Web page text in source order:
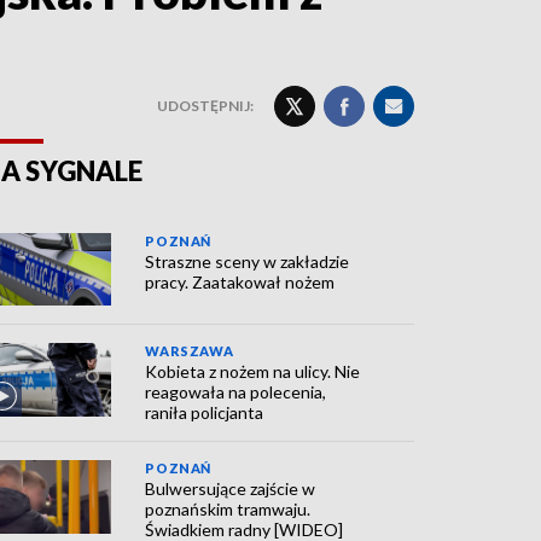
UDOSTĘPNIJ:
SYGNALE
POZNAŃ
Straszne sceny w zakładzie
pracy. Zaatakował nożem
WARSZAWA
Kobieta z nożem na ulicy. Nie
reagowała na polecenia,
raniła policjanta
POZNAŃ
Bulwersujące zajście w
poznańskim tramwaju.
Świadkiem radny [WIDEO]